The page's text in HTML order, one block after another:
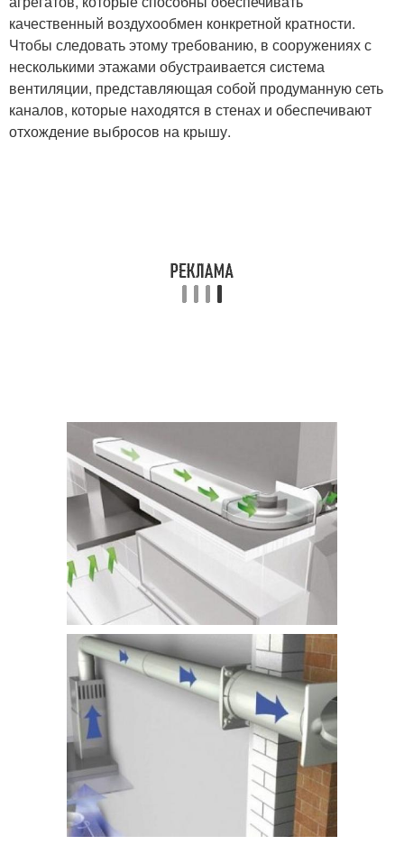
качественный воздухообмен конкретной кратности.
Чтобы следовать этому требованию, в сооружениях с
несколькими этажами обустраивается система
вентиляции, представляющая собой продуманную сеть
каналов, которые находятся в стенах и обеспечивают
отхождение выбросов на крышу.